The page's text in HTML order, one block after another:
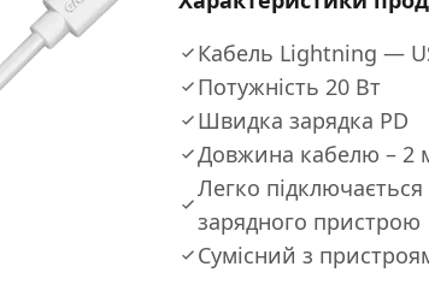
Кабель Lightning —
Потужність 20 Вт
Швидка зарядка PD
Довжина кабелю – 2
Легко
зарядного пристрою
Сумісний з